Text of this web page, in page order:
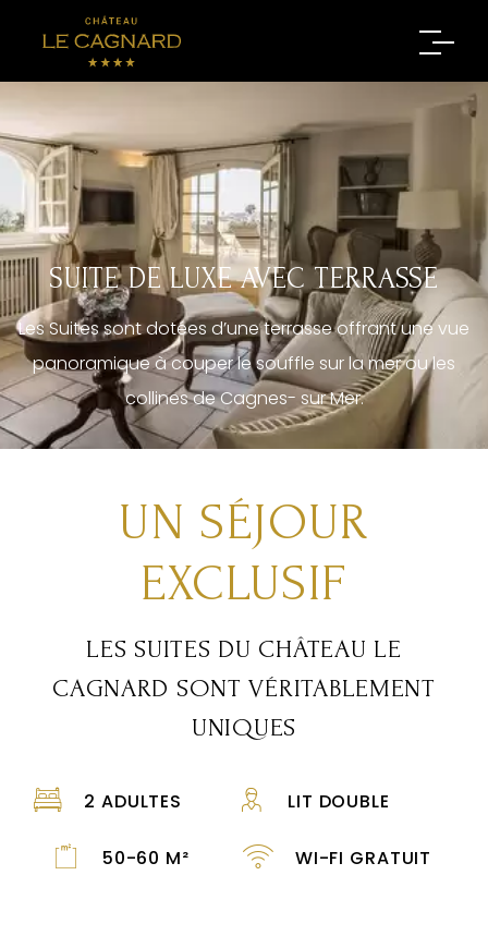
SUITE DE LUXE AVEC TERRASSE
Les Suites sont dotées d’une terrasse offrant une vue
panoramique à couper le souffle sur la mer ou les
collines de Cagnes- sur Mer.
UN SÉJOUR
EXCLUSIF
LES SUITES DU CHÂTEAU LE
CAGNARD SONT VÉRITABLEMENT
UNIQUES
2 ADULTES LIT DOUBLE
50-60 M² WI-FI GRATUIT